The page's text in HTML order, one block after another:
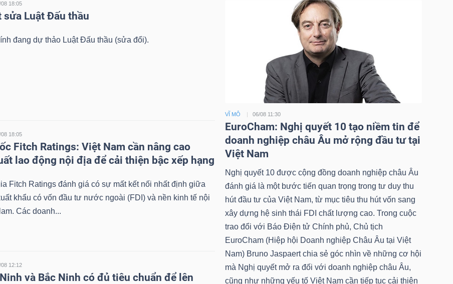
08 18:05
sửa Luật Đấu thầu
đang dự thảo Luật Đấu thầu (sửa đổi).
08 18:05
Fitch Ratings: Việt Nam cần nâng cao
lao động nội địa để cải thiện bậc xếp hạng
Fitch Ratings đánh giá có sự mất kết nối nhất định giữa
khẩu có vốn đầu tư nước ngoài (FDI) và nền kinh tế nội
Các doanh...
08 12:12
và Bắc Ninh có đủ tiêu chuẩn để lên
VĨ MÔ 06/08 11:30
EuroCham: Nghị quyết 10 tạo niềm tin để
doanh nghiệp châu Âu mở rộng đầu tư tại
Việt Nam
Nghị quyết 10 được cộng đồng doanh nghiệp châu Âu
đánh giá là một bước tiến quan trọng trong tư duy thu
hút đầu tư của Việt Nam, từ mục tiêu thu hút vốn sang
xây dựng hệ sinh thái FDI chất lượng cao. Trong cuộc
trao đổi với Báo Điện tử Chính phủ, Chủ tịch
EuroCham (Hiệp hội Doanh nghiệp Châu Âu tại Việt
Nam) Bruno Jaspaert chia sẻ góc nhìn về những cơ hội
mà Nghị quyết mở ra đối với doanh nghiệp châu Âu,
cũng như những yếu tố Việt Nam cần tiếp tục cải thiện